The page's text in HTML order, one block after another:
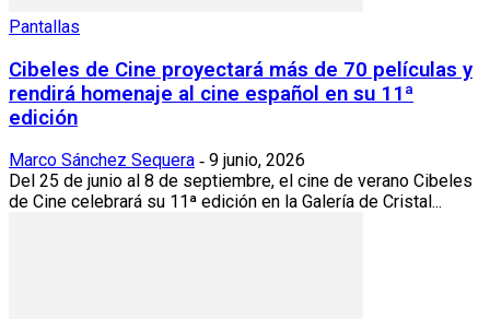
Pantallas
Cibeles de Cine proyectará más de 70 películas y
rendirá homenaje al cine español en su 11ª
edición
Marco Sánchez Sequera - 9 junio, 2026
Del 25 de junio al 8 de septiembre, el cine de verano Cibeles
de Cine celebrará su 11ª edición en la Galería de Cristal...